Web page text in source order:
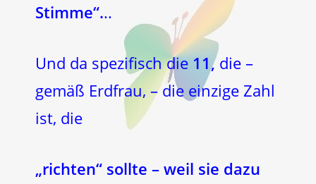
Stimme“...
Und da spezifisch die 11,die –
gemäß Erdfrau, – die einzige Zahl
ist, die
„richten“ sollte – weil sie dazu